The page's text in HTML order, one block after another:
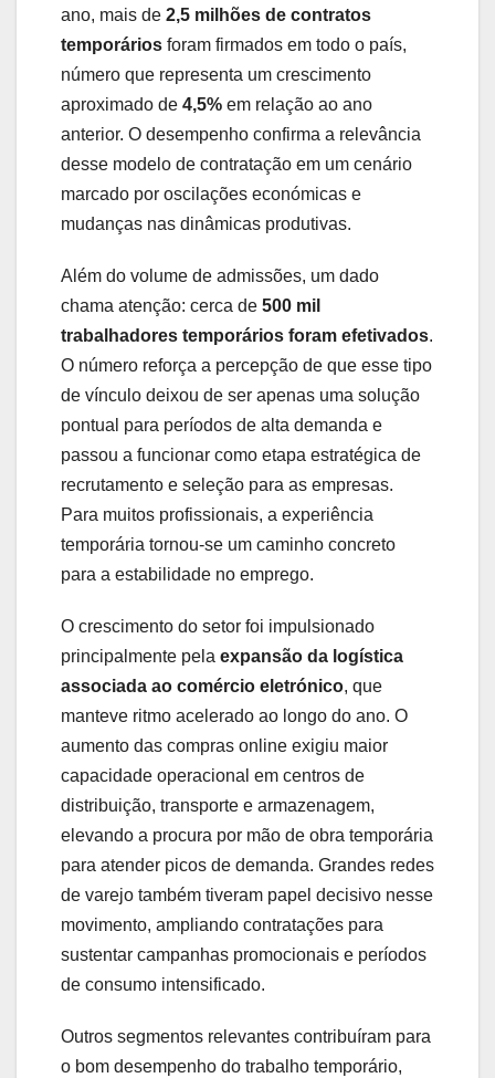
ano, mais de 2,5 milhões de contratos
temporários foram firmados em todo o país,
número que representa um crescimento
aproximado de 4,5% em relação ao ano
anterior. O desempenho confirma a relevância
desse modelo de contratação em um cenário
marcado por oscilações económicas e
mudanças nas dinâmicas produtivas.
Além do volume de admissões, um dado
chama atenção: cerca de 500 mil
trabalhadores temporários foram efetivados.
O número reforça a percepção de que esse tipo
de vínculo deixou de ser apenas uma solução
pontual para períodos de alta demanda e
passou a funcionar como etapa estratégica de
recrutamento e seleção para as empresas.
Para muitos profissionais, a experiência
temporária tornou-se um caminho concreto
para a estabilidade no emprego.
O crescimento do setor foi impulsionado
principalmente pela expansão da logística
associada ao comércio eletrónico, que
manteve ritmo acelerado ao longo do ano. O
aumento das compras online exigiu maior
capacidade operacional em centros de
distribuição, transporte e armazenagem,
elevando a procura por mão de obra temporária
para atender picos de demanda. Grandes redes
de varejo também tiveram papel decisivo nesse
movimento, ampliando contratações para
sustentar campanhas promocionais e períodos
de consumo intensificado.
Outros segmentos relevantes contribuíram para
o bom desempenho do trabalho temporário,